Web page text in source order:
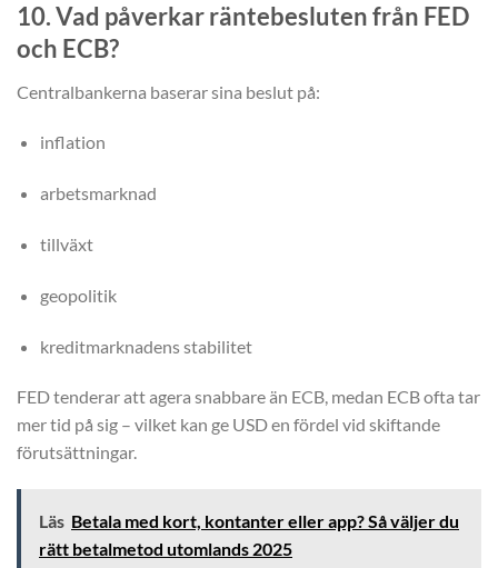
10. Vad påverkar räntebesluten från FED
och ECB?
Centralbankerna baserar sina beslut på:
inflation
arbetsmarknad
tillväxt
geopolitik
kreditmarknadens stabilitet
FED tenderar att agera snabbare än ECB, medan ECB ofta tar
mer tid på sig – vilket kan ge USD en fördel vid skiftande
förutsättningar.
Läs Betala med kort, kontanter eller app? Så väljer du
rätt betalmetod utomlands 2025